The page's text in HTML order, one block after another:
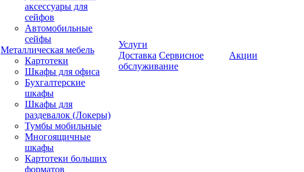
аксессуары для
сейфов
Автомобильные
сейфы
Металлическая мебель
Картотеки
Шкафы для офиса
Бухгалтерские
шкафы
Шкафы для
раздевалок (Локеры)
Тумбы мобильные
Многоящичные
шкафы
Картотеки больших
форматов
Услуги
Доставка Сервисное
обслуживание
Акции